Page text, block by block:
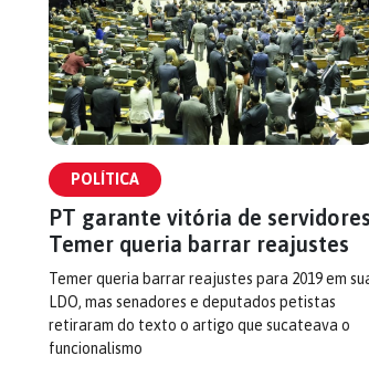
POLÍTICA
PT garante vitória de
Temer queria barrar reajustes
Temer queria barrar reajustes para 2019 em
LDO, mas senadores e deputados petistas
retiraram do texto o artigo que sucateava o
funcionalismo